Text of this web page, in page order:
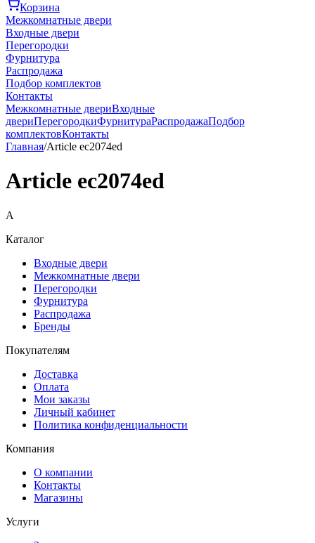
Корзина
Межкомнатные двери
Входные двери
Перегородки
Фурнитура
Распродажа
Подбор комплектов
Контакты
Межкомнатные двериВходные
двериПерегородкиФурнитураРаспродажаПодбор
комплектовКонтакты
Главная/Article ec2074ed
Article ec2074ed
A
Каталог
Входные двери
Межкомнатные двери
Перегородки
Фурнитура
Распродажа
Бренды
Покупателям
Доставка
Оплата
Мои заказы
Личный кабинет
Политика конфиденциальности
Компания
О компании
Контакты
Магазины
Услуги